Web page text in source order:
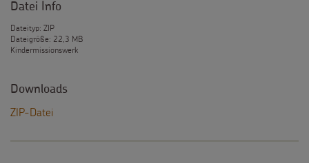
Datei Info
Dateityp: ZIP
Dateigröße: 22,3 MB
Kindermissionswerk
Downloads
ZIP-Datei